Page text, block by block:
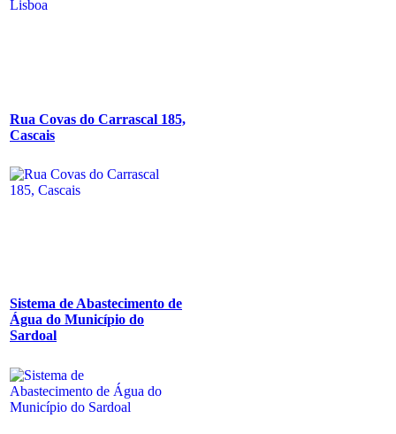
Rua Covas do Carrascal 185,
Cascais
Sistema de Abastecimento de
Água do Município do
Sardoal